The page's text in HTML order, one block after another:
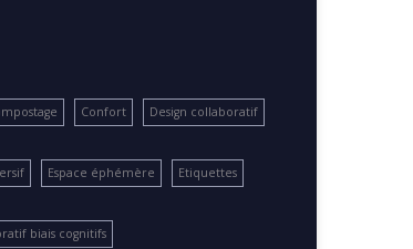
Confort Design collaboratif
Espace éphémère Etiquettes
biais cognitifs